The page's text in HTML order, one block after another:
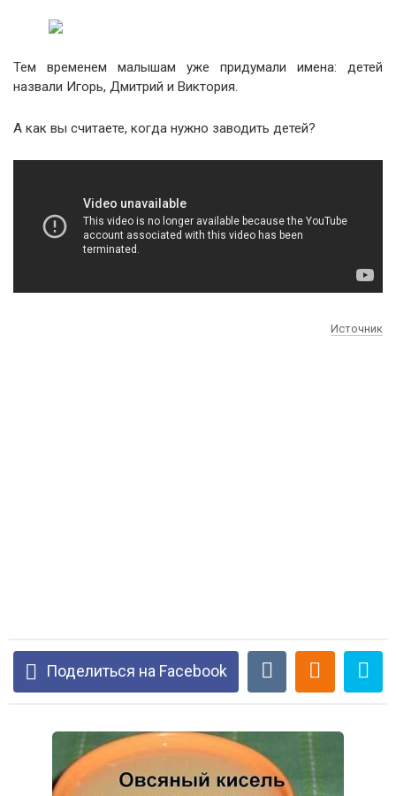
Тем временем малышам уже придумали имена: детей
назвали Игорь, Дмитрий и Виктория.
А как вы считаете, когда нужно заводить детей?
Источник
Поделиться на Facebook